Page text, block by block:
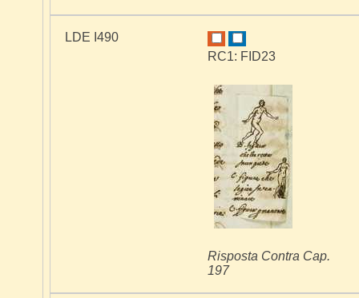
LDE I490
RC1: FID23
Risposta Contra Cap.
197